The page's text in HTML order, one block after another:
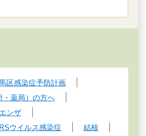
区感染症予防計画
・薬局）の方へ
ンザ
RSウイルス感染症
結核